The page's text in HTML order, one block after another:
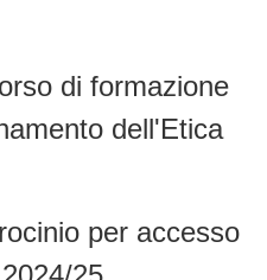
di formazione
dell'Etica
per accesso